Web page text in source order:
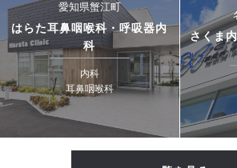
愛知県蟹江町
はらた耳鼻咽喉科・呼吸器内
科
内科
耳鼻咽喉科
さくま